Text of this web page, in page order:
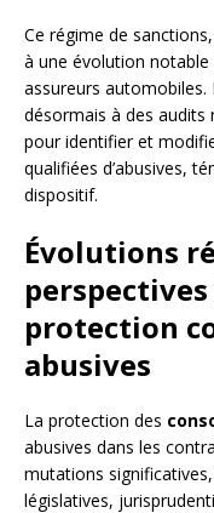
Ce régime de
à une évolution
assureurs automobiles.
désormais à des audits
pour identifier et
qualifiées d’abusives,
dispositif.
Évolutions
protection
abusives
La protection des
abusives dans les
mutations
législatives,